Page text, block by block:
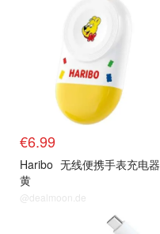
€6.99
Haribo 无线便携手表充电器
黄
@dealmoon.de